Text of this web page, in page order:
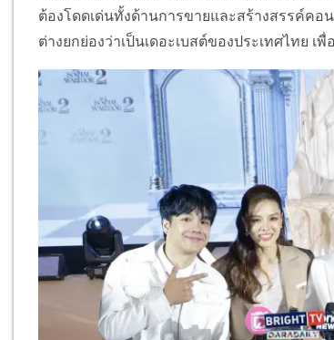
ต้องโดดเด่นทั้งด้านการขายและสร้างสรรค์คอ
ต่างยกย่องว่าเป็นเดอะเบสต์ของประเทศไทย เ